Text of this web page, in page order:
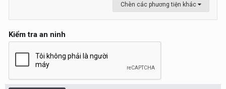
Chèn các phương tiện khác
Kiểm tra an ninh